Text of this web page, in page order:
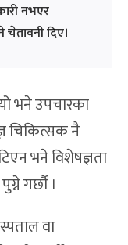
नभएर
दिए।
भने उपचारका
चिकित्सक नै
भने विशेषज्ञता
गर्छौं ।
वा